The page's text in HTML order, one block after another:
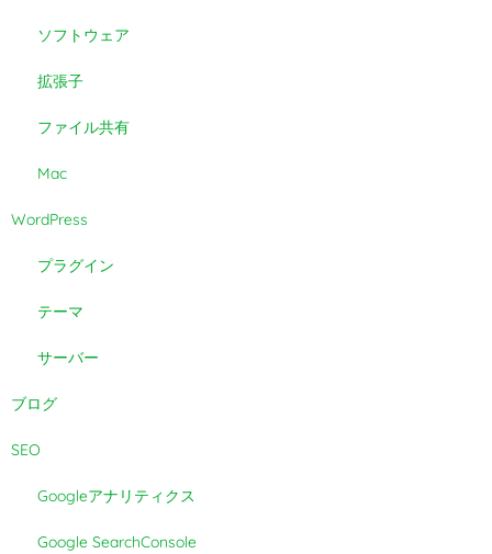
ソフトウェア
拡張子
ファイル共有
Mac
WordPress
プラグイン
テーマ
サーバー
ブログ
SEO
Googleアナリティクス
Google SearchConsole